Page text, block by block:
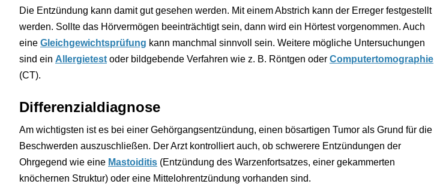
Die Entzündung kann damit gut gesehen werden. Mit einem Abstrich kann der Erreger festgestellt
werden. Sollte das Hörvermögen beeinträchtigt sein, dann wird ein Hörtest vorgenommen. Auch
eine Gleichgewichtsprüfung kann manchmal sinnvoll sein. Weitere mögliche Untersuchungen
sind ein Allergietest oder bildgebende Verfahren wie z. B. Röntgen oder Computertomographie
(CT).
Differenzialdiagnose
Am wichtigsten ist es bei einer Gehörgangsentzündung, einen bösartigen Tumor als Grund für die
Beschwerden auszuschließen. Der Arzt kontrolliert auch, ob schwerere Entzündungen der
Ohrgegend wie eine Mastoiditis (Entzündung des Warzenfortsatzes, einer gekammerten
knöchernen Struktur) oder eine Mittelohrentzündung vorhanden sind.